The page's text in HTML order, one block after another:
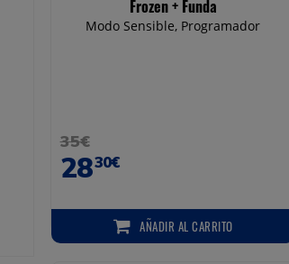
Frozen + Funda
Modo Sensible, Programador
35€
2830€
AÑADIR AL CARRITO